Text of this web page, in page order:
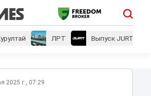
ЛРТ Выпуск JURT
2025 г., 07:29